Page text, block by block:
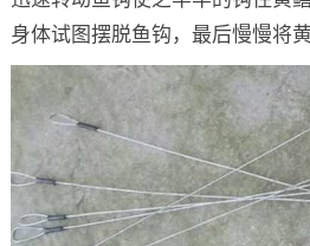
身体试图摆脱鱼钩，最后慢慢将